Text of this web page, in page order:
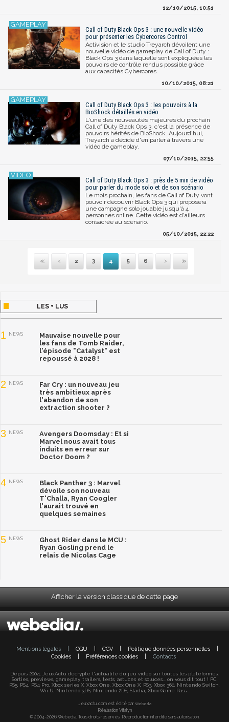
12/10/2015, 10:51
Call of Duty Black Ops 3 : une nouvelle vidéo
pour présenter les Cybercores Control
Activision et le studio Treyarch dévoilent une
nouvelle vidéo de gameplay de Call of Duty :
Black Ops 3 dans laquelle sont expliquées les
pouvoirs de contrôle rendus possible grâce
aux capacités Cybercores.
10/10/2015, 08:21
Call of Duty Black Ops 3 : les pouvoirs à la
BioShock détaillés en vidéo
L'une des nouveautés majeures du prochain
Call of Duty Black Ops 3, c'est la présence de
pouvoirs hérités de BioShock. Aujourd'hui,
Treyarch a décidé d'en parler à travers une
vidéo de gameplay.
07/10/2015, 22:55
Call of Duty Black Ops 3 : près de 5 min de vidéo
pour parler du mode solo et de son scénario
Le mois prochain, les fans de Call of Duty vont
pouvoir découvrir Black Ops 3 qui proposera
une campagne solo jouable jusqu'à 4
personnes online. Cette vidéo est d'ailleurs
consacrée au scénario.
05/10/2015, 22:22
Première
Précédente
2 3 4 5 6
Suivante
Dernière
LES + LUS
1 NEWS
Mauvaise nouvelle pour
les fans de Tomb Raider,
l'épisode "Catalyst" est
repoussé à 2028 !
2 NEWS
Far Cry : un nouveau jeu
très ambitieux après
l'abandon de son
extraction shooter ?
3 NEWS
Avengers Doomsday : Et si
Marvel nous avait tous
induits en erreur sur
Doctor Doom ?
4 NEWS
Black Panther 3 : Marvel
dévoile son nouveau
T'Challa, Ryan Coogler
l'aurait trouvé en
quelques semaines
5 NEWS
Ghost Rider dans le MCU :
Ryan Gosling prend le
relais de Nicolas Cage
Afficher la version classique de cette page
Mentions légales CGU CGV Politique données personnelles
Cookies
Préférences cookies Contacts
Depuis 2004, JeuxActu décrypte l'actualité du jeu vidéo sur toutes les plateformes.
Sorties, previews, gameplay, trailers, tests, astuces et soluces... on vous dit tout ! PC,
PS5, PS4, PS4 Pro, Xbox series X, Xbox One, Xbox One X, PS3, Xbox 360, Nintendo Switch,
Wii U, Nintendo 3DS, Nintendo 2DS, Stadia, Xbox Game Pass...
Jeuxactu.com est édité par Webedia
Réalisation Vitalyn
© 2004-2026 Webedia. Tous droits réservés. Reproduction interdite sans autorisation.